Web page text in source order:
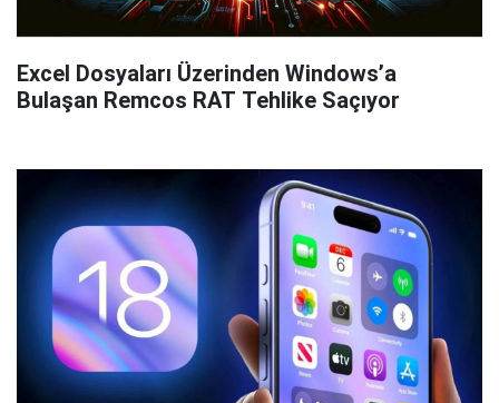
Excel Dosyaları Üzerinden Windows’a
Bulaşan Remcos RAT Tehlike Saçıyor